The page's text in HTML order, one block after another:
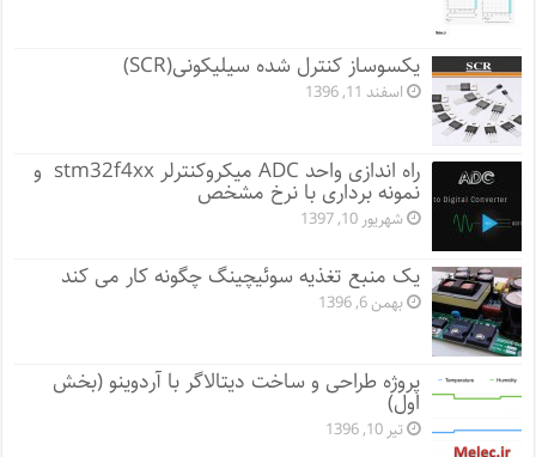
یکسوساز کنترل شده سیلیکونی(SCR)
اسفند 11, 1396
راه اندازی واحد ADC میکروکنترلر stm32f4xx و
نمونه برداری با نرخ مشخص
شهریور 10, 1397
یک منبع تغذیه سوئیچینگ چگونه کار می کند
بهمن 6, 1396
پروژه طراحی و ساخت دیتالاگر با آردوینو (بخش
اول)
تیر 10, 1396